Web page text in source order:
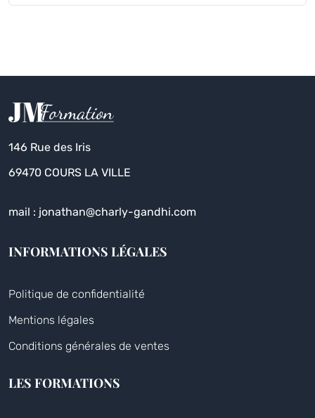
146 Rue des Iris
69470 COURS LA VILLE
mail : jonathan@charly-gandhi.com
INFORMATIONS LÉGALES
Politique de confidentialité
Mentions légales
Conditions générales de ventes
LES FORMATIONS